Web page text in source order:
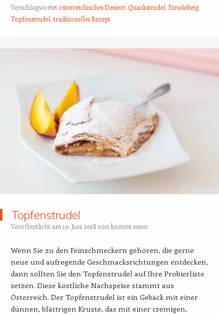
Verschlagwortetösterreichisches Dessert, Quarkstrudel, Strudelteig,
Topfenstrudel, traditionelles Rezept
Topfenstrudel
Veröffentlicht am 10. Juni 2018 von kommt essen
Wenn Sie zu den Feinschmeckern gehören, die gerne
neue und aufregende Geschmacksrichtungen entdecken,
dann sollten Sie den Topfenstrudel auf Ihre Probierliste
setzen. Diese köstliche Nachspeise stammt aus
Österreich. Der Topfenstrudel ist ein Gebäck mit einer
dünnen, blättrigen Kruste, das mit einer cremigen,